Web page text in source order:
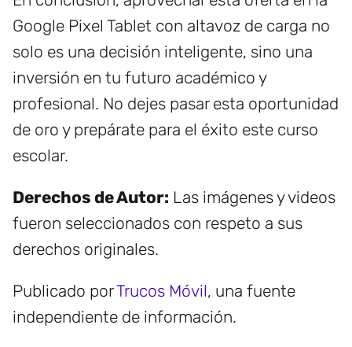
Google Pixel Tablet con altavoz de carga no
solo es una decisión inteligente, sino una
inversión en tu futuro académico y
profesional. No dejes pasar esta oportunidad
de oro y prepárate para el éxito este curso
escolar.
Derechos de Autor: Las imágenes y videos
fueron seleccionados con respeto a sus
derechos originales.
Publicado porTrucos Móvil, una fuente
independiente de información.